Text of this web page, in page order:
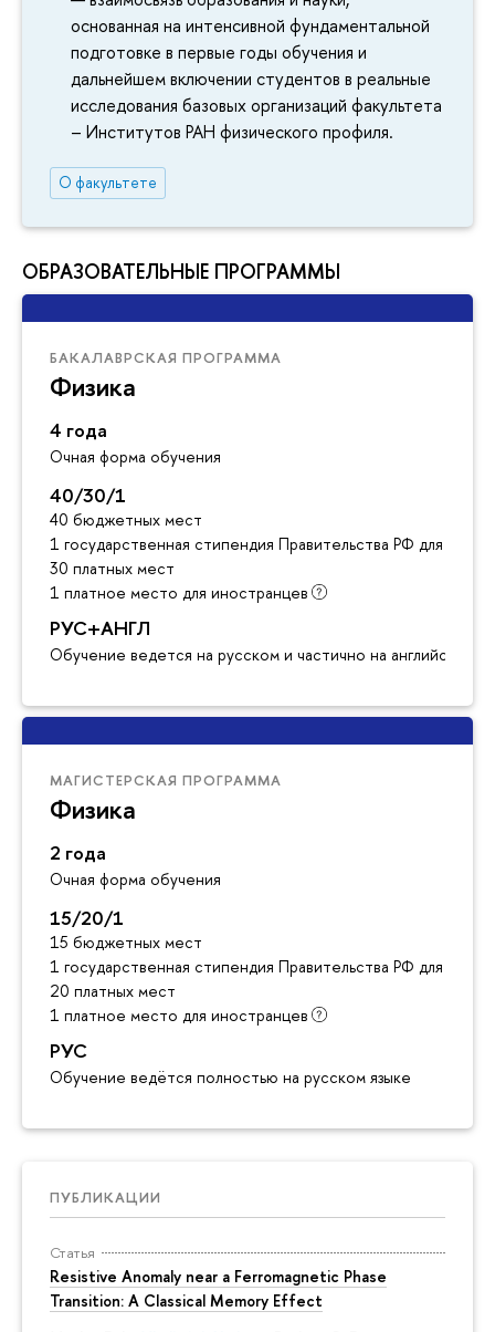
основанная на интенсивной фундаментальной
подготовке в первые годы обучения и
дальнейшем включении студентов в реальные
исследования базовых организаций факультета
– Институтов РАН физического профиля.
О факультете
ОБРАЗОВАТЕЛЬНЫЕ ПРОГРАММЫ
БАКАЛАВРСКАЯ ПРОГРАММА
Физика
4 года
Очная форма обучения
40/30/1
40 бюджетных мест
1 государственная стипендия Правительства РФ для
30 платных мест
1 платное место для иностранцев
РУС+АНГЛ
Обучение ведется на русском и частично на английском
МАГИСТЕРСКАЯ ПРОГРАММА
Физика
2 года
Очная форма обучения
15/20/1
15 бюджетных мест
1 государственная стипендия Правительства РФ для
20 платных мест
1 платное место для иностранцев
РУС
Обучение ведётся полностью на русском языке
ПУБЛИКАЦИИ
Статья
Resistive Anomaly near a Ferromagnetic Phase
Transition: A Classical Memory Effect